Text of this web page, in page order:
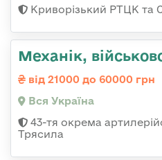
Криворізький РТЦК та
Механік,
від 21000 до 60000 грн
Вся Україна
43-тя окрема
Трясила